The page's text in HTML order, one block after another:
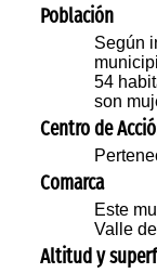
Población
Según
54
son
Centro de
Comarca
Este
Valle
Altitud y